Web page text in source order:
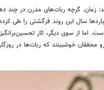
زمان. گرچه ربات‌های مدرن در چند
سال این روند فرگشتی را طی
اما از سوی دیگر، کار
خوشبینند که ربات‌ها در